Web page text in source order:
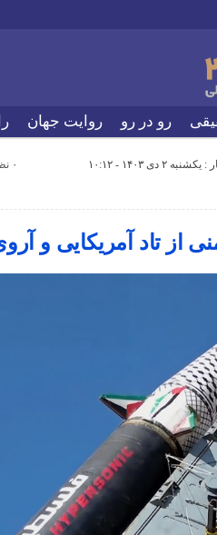
رو در رو روایت جهان
۲ دی ۱۴۰۳ - ۱۰:۱۲
۰ نظر
تاد آمریکایی و